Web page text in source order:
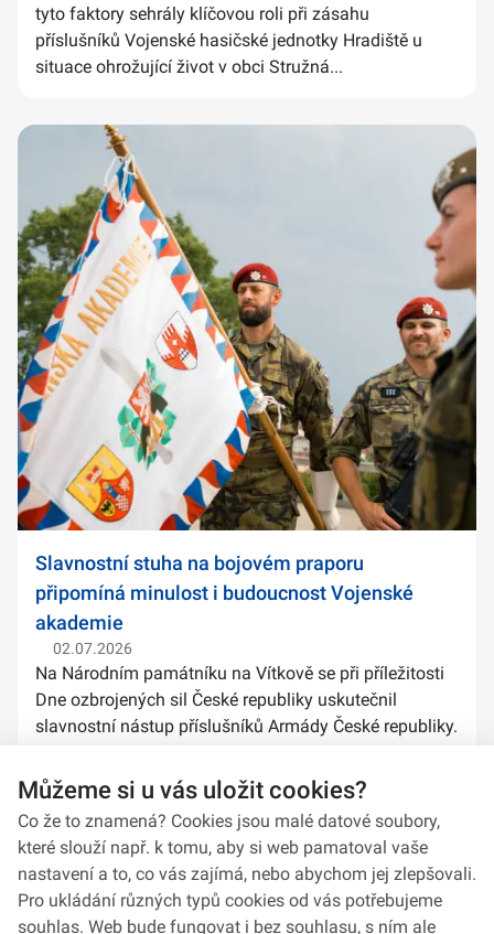
tyto faktory sehrály klíčovou roli při zásahu
příslušníků Vojenské hasičské jednotky Hradiště u
situace ohrožující život v obci Stružná...
Slavnostní stuha na bojovém praporu
připomíná minulost i budoucnost Vojenské
akademie
02.07.2026
Na Národním památníku na Vítkově se při příležitosti
Dne ozbrojených sil České republiky uskutečnil
slavnostní nástup příslušníků Armády České republiky.
stuh na bojové prapory vybranýc...
Můžeme si u vás uložit cookies?
Co že to znamená? Cookies jsou malé datové soubory,
které slouží např. k tomu, aby si web pamatoval vaše
nastavení a to, co vás zajímá, nebo abychom jej zlepšovali.
Pro ukládání různých typů cookies od vás potřebujeme
souhlas. Web bude fungovat i bez souhlasu, s ním ale